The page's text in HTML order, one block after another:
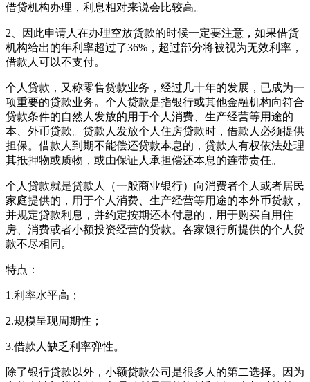
借贷机构办理，利息相对来说会比较高。
2、因此申请人在办理空放货款的时候一定要注意，如果借货
机构给出的年利率超过了36%，超过部分将被视为无效利率，
借款人可以不支付。
个人贷款，又称零售贷款业务，经过几十年的发展，已成为一
项重要的贷款业务。个人贷款是指银行或其他金融机构向符合
贷款条件的自然人发放的用于个人消费、生产经营等用途的
本、外币贷款。贷款人发放个人住房贷款时，借款人必须提供
担保。借款人到期不能偿还贷款本息的，贷款人有权依法处理
其抵押物或质物，或由保证人承担偿还本息的连带责任。
个人贷款就是贷款人（一般商业银行）向消费者个人或者居民
家庭提供的，用于个人消费、生产经营等用途的本外币贷款，
并规定贷款利息，并约定按期还本付息的，用于购买自用住
房、消费或者小额投资经营的贷款。各家银行所提供的个人贷
款不尽相同。
特点：
1.利率水平高；
2.规模呈现周期性；
3.借款人缺乏利率弹性。
除了银行贷款以外，小额贷款公司是很多人的第二选择。因为